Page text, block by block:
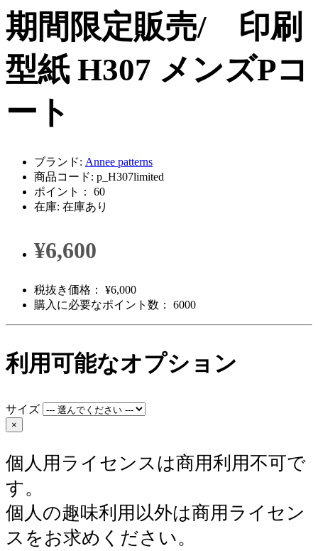
期間限定販売/ 印刷
型紙 H307 メンズPコ
ート
ブランド: Annee patterns
商品コード: p_H307limited
ポイント： 60
在庫: 在庫あり
¥6,600
税抜き価格： ¥6,000
購入に必要なポイント数： 6000
利用可能なオプション
サイズ
×
個人用ライセンスは商用利用不可で
す。
個人の趣味利用以外は商用ライセン
スをお求めください。